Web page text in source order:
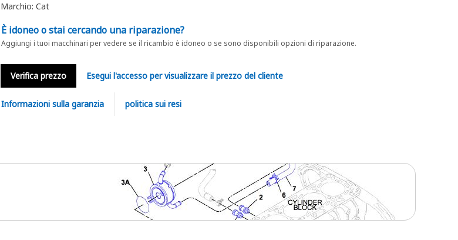
Marchio: Cat
È idoneo o stai cercando una riparazione?
Aggiungi i tuoi macchinari per vedere se il ricambio è idoneo o se sono disponibili opzioni di riparazione.
Verifica prezzo Esegui l'accesso per visualizzare il prezzo del cliente
Informazioni sulla garanzia politica sui resi